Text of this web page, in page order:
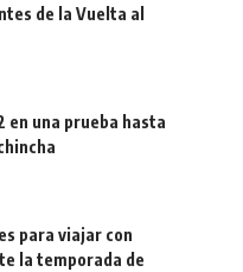
de la Vuelta al
en una prueba hasta
para viajar con
la temporada de